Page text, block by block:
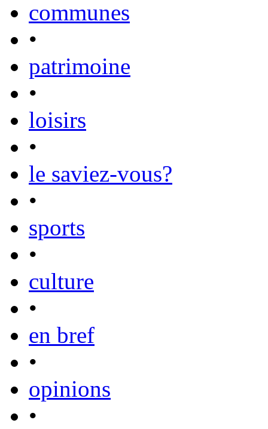
communes
•
patrimoine
•
loisirs
•
le saviez-vous?
•
sports
•
culture
•
en bref
•
opinions
•